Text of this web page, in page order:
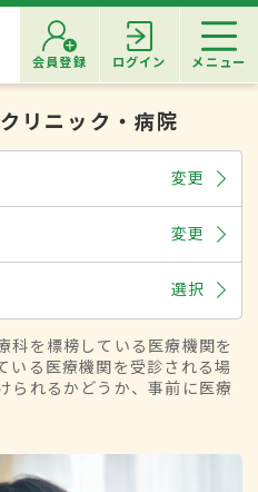
会員登録 ログイン メニュー
リニック・病院
変更
変更
選択
を標榜している医療機関を
いる医療機関を受診される場
られるかどうか、事前に医療